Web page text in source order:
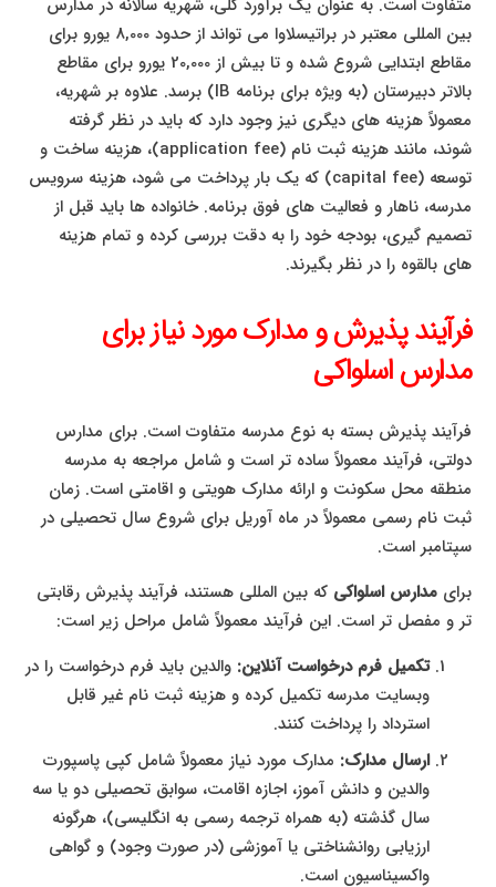
متفاوت است. به عنوان یک برآورد کلی، شهریه سالانه در مدارس
بین المللی معتبر در براتیسلاوا می تواند از حدود 8,000 یورو برای
مقاطع ابتدایی شروع شده و تا بیش از 20,000 یورو برای مقاطع
بالاتر دبیرستان (به ویژه برای برنامه IB) برسد. علاوه بر شهریه،
معمولاً هزینه های دیگری نیز وجود دارد که باید در نظر گرفته
شوند، مانند هزینه ثبت نام (application fee)، هزینه ساخت و
توسعه (capital fee) که یک بار پرداخت می شود، هزینه سرویس
مدرسه، ناهار و فعالیت های فوق برنامه. خانواده ها باید قبل از
تصمیم گیری، بودجه خود را به دقت بررسی کرده و تمام هزینه
های بالقوه را در نظر بگیرند.
فرآیند پذیرش و مدارک مورد نیاز برای
مدارس اسلواکی
فرآیند پذیرش بسته به نوع مدرسه متفاوت است. برای مدارس
دولتی، فرآیند معمولاً ساده تر است و شامل مراجعه به مدرسه
منطقه محل سکونت و ارائه مدارک هویتی و اقامتی است. زمان
ثبت نام رسمی معمولاً در ماه آوریل برای شروع سال تحصیلی در
سپتامبر است.
برایمدارس اسلواکی که بین المللی هستند، فرآیند پذیرش رقابتی
تر و مفصل تر است. این فرآیند معمولاً شامل مراحل زیر است:
تکمیل فرم درخواست آنلاین: والدین باید فرم درخواست را در
وبسایت مدرسه تکمیل کرده و هزینه ثبت نام غیر قابل
استرداد را پرداخت کنند.
ارسال مدارک: مدارک مورد نیاز معمولاً شامل کپی پاسپورت
والدین و دانش آموز، اجازه اقامت، سوابق تحصیلی دو یا سه
سال گذشته (به همراه ترجمه رسمی به انگلیسی)، هرگونه
ارزیابی روانشناختی یا آموزشی (در صورت وجود) و گواهی
واکسیناسیون است.